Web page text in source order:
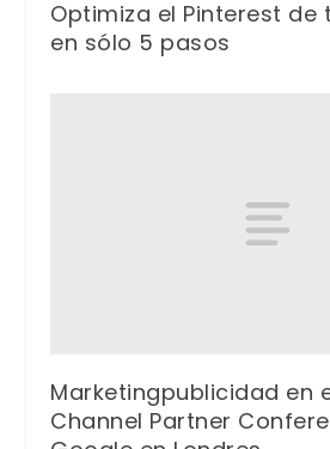
Optimiza el Pinterest de
en sólo 5 pasos
Marketingpublicidad en
Channel Partner